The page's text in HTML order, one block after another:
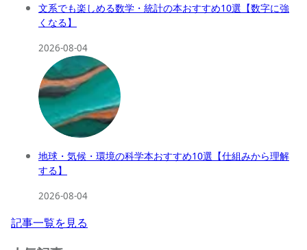
文系でも楽しめる数学・統計の本おすすめ10選【数字に強
くなる】
2026-08-04
地球・気候・環境の科学本おすすめ10選【仕組みから理解
する】
2026-08-04
記事一覧を見る